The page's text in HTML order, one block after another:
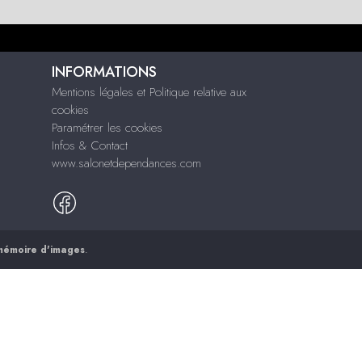
INFORMATIONS
Mentions légales et Politique relative aux
cookies
Paramétrer les cookies
Infos & Contact
www.salonetdependances.com
d'images.